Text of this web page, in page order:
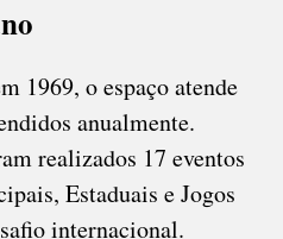
1969, o espaço atende
anualmente.
realizados 17 eventos
Estaduais e Jogos
internacional.